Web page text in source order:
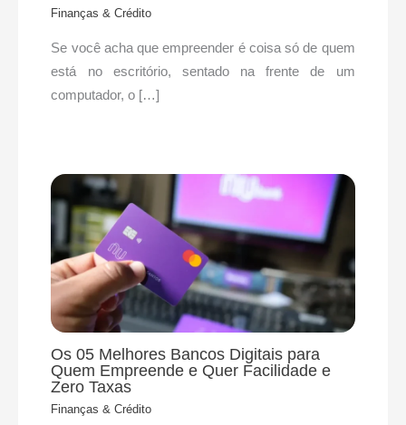
Finanças & Crédito
Se você acha que empreender é coisa só de quem
está no escritório, sentado na frente de um
computador, o […]
Os 05 Melhores Bancos Digitais para
Quem Empreende e Quer Facilidade e
Zero Taxas
Finanças & Crédito